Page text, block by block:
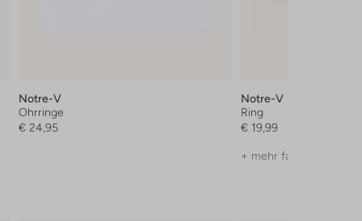
Notre-V
Ohrringe
€ 24,95
Notre-V
Ring
€ 19,99
+ mehr farben